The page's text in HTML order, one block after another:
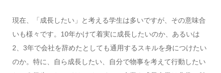
現在、「成長したい」と考える学生は多いですが、その意味合
いも様々です。10年かけて着実に成長したいのか、あるいは
2、3年で会社を辞めたとしても通用するスキルを身につけたい
のか。特に、自ら成長したい、自分で物事を考えて行動したい